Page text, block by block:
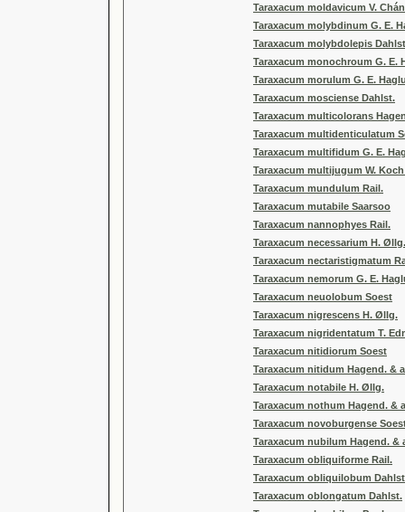
Taraxacum moldavicum V.
Taraxacum molybdinum G. E.
Taraxacum molybdolepis
Taraxacum monochroum G. E.
Taraxacum morulum G. E.
Taraxacum mosciense Dahlst.
Taraxacum multicolorans
Taraxacum multidenticulatum
Taraxacum multifidum G. E.
Taraxacum multijugum W.
Taraxacum mundulum Rail.
Taraxacum mutabile Saarsoo
Taraxacum nannophyes Rail.
Taraxacum necessarium H. Øllg.
Taraxacum nectaristigmatum
Taraxacum nemorum G. E.
Taraxacum neuolobum Soest
Taraxacum nigrescens H. Øllg.
Taraxacum nigridentatum T.
Taraxacum nitidiorum Soest
Taraxacum nitidum Hagend. &
Taraxacum notabile H. Øllg.
Taraxacum nothum Hagend. &
Taraxacum novoburgense
Taraxacum nubilum Hagend. &
Taraxacum obliquiforme Rail.
Taraxacum obliquilobum
Taraxacum oblongatum Dahlst.